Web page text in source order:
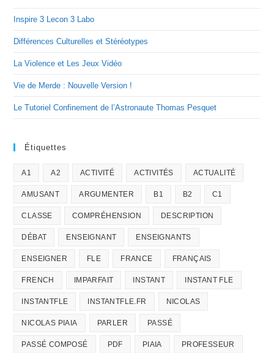
Inspire 3 Lecon 3 Labo
Différences Culturelles et Stéréotypes
La Violence et Les Jeux Vidéo
Vie de Merde : Nouvelle Version !
Le Tutoriel Confinement de l’Astronaute Thomas Pesquet
Étiquettes
A1 A2 ACTIVITÉ ACTIVITÉS ACTUALITÉ
AMUSANT ARGUMENTER B1 B2 C1
CLASSE COMPRÉHENSION DESCRIPTION
DÉBAT ENSEIGNANT ENSEIGNANTS
ENSEIGNER FLE FRANCE FRANÇAIS
FRENCH IMPARFAIT INSTANT INSTANT FLE
INSTANTFLE INSTANTFLE.FR NICOLAS
NICOLAS PIAIA PARLER PASSÉ
PASSÉ COMPOSÉ PDF PIAIA PROFESSEUR